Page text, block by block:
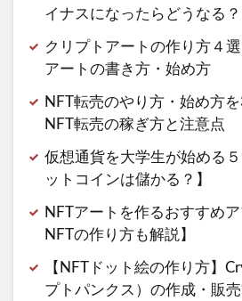
イナスになったらどうなる？
クリプトアートの作り方４
アートの書き方・始め方
NFT転売のやり方・始め方
NFT転売の稼ぎ方と注意点
仮想通貨を大学生が始める
ットコインは儲かる？】
NFTアートを作るおすすめ
NFTの作り方も解説】
【NFTドット絵の作り方】
プトパンクス）の作成・販